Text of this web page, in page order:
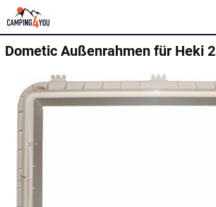
Dometic Außenrahmen für Heki 2